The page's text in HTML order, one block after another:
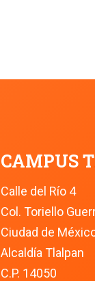
CAMPUS
Calle del Río 4
Col. Toriello
Ciudad de
Alcaldía Tlalpan
C.P. 14050